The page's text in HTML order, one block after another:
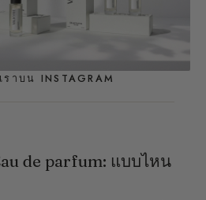
ราบน INSTAGRAM
de parfum: แบบไหน